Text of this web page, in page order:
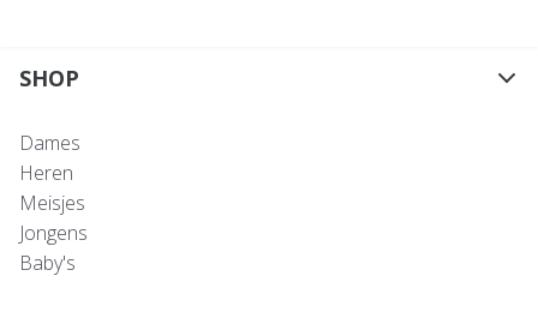
SHOP
Dames
Heren
Meisjes
Jongens
Baby's